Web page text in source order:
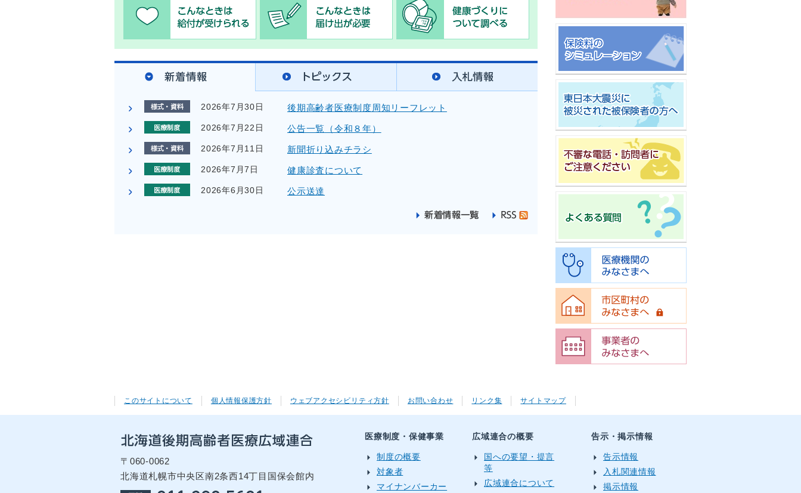
2026年7月30日 後期高齢者医療制度周知リーフレット
2026年7月22日 公告一覧（令和８年）
2026年7月11日 新聞折り込みチラシ
2026年7月7日 健康診査について
2026年6月30日 公示送達
このサイトについて 個人情報保護方針 ウェブアクセシビリティ方針 お問い合わせ リンク集 サイトマップ
〒060-0062
北海道札幌市中央区南2条西14丁目国保会館内
医療制度・保健事業
制度の概要
対象者
マイナンバーカー
広域連合の概要
国への要望・提言
等
広域連合について
告示・掲示情報
告示情報
入札関連情報
掲示情報